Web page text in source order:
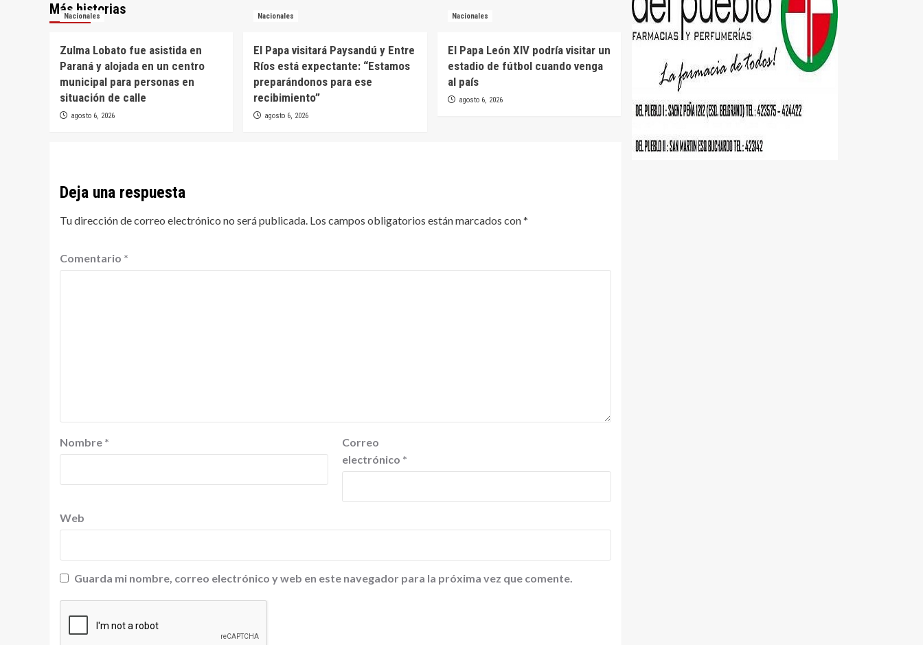
Más historias
Nacionales
Zulma Lobato fue asistida en
Paraná y alojada en un centro
municipal para personas en
situación de calle
agosto 6, 2026
Nacionales
El Papa visitará Paysandú y Entre
Ríos está expectante: “Estamos
preparándonos para ese
recibimiento”
agosto 6, 2026
Nacionales
El Papa León XIV podría visitar un
estadio de fútbol cuando venga
al país
agosto 6, 2026
Deja una respuesta
Tu dirección de correo electrónico no será publicada. Los campos obligatorios están marcados con*
Comentario *
Nombre *
Correo
electrónico *
Web
Guarda mi nombre, correo electrónico y web en este navegador para la próxima vez que comente.